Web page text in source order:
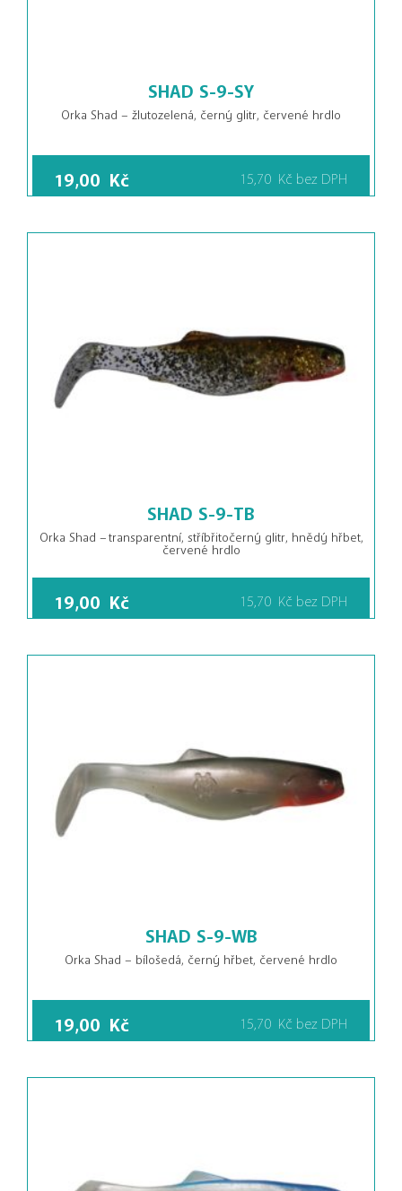
SHAD S-9-SY
Orka Shad – žlutozelená, černý glitr, červené hrdlo
19,00 Kč 15,70 Kč bez DPH
SHAD S-9-TB
Orka Shad – transparentní, stříbřitočerný glitr, hnědý hřbet,
červené hrdlo
19,00 Kč 15,70 Kč bez DPH
SHAD S-9-WB
Orka Shad – bílošedá, černý hřbet, červené hrdlo
19,00 Kč 15,70 Kč bez DPH